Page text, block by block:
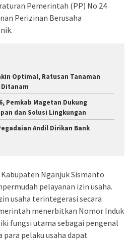
Pemerintah (PP) No 24
Perizinan Berusaha
Optimal, Ratusan Tanaman
Ditanam
Pemkab Magetan Dukung
dan Solusi Lingkungan
Andil Dirikan Bank
Kabupaten Nganjuk Sismanto
pelayanan izin usaha.
usaha terintegerasi secara
menerbitkan Nomor Induk
fungsi utama sebagai pengenal
para pelaku usaha dapat